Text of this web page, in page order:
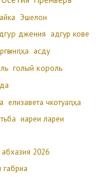
Эшелон
джения адгур кове
асду
голый король
елизавета чкотуаԥҳа
иареи лареи
2026